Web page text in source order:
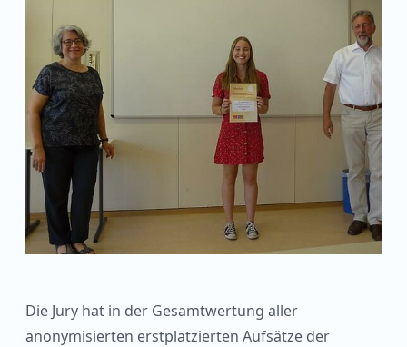
Die Jury hat in der Gesamtwertung aller
anonymisierten erstplatzierten Aufsätze der